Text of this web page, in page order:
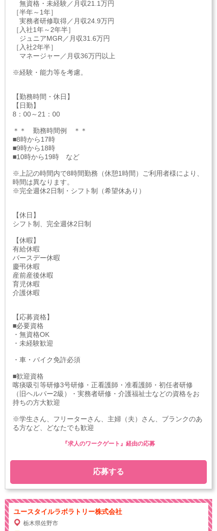
無資格・未経験／月収21.1万円
［半年～1年］
実務者研修取得／月収24.9万円
［入社1年～2年半］
ジュニアMGR／月収31.6万円
［入社2年半］
マネージャー／月収36万円以上
※経験・能力等を考慮。
【勤務時間・休日】
【日勤】
8：00～21：00
＊＊ 勤務時間例 ＊＊
■8時から17時
■9時から18時
■10時から19時 など
※上記の時間内で8時間勤務（休憩1時間）ご利用者様により、
時間は異なります。
※完全週休2日制・シフト制（希望休あり）
【休日】
シフト制、完全週休2日制
【休暇】
有給休暇
バースデー休暇
慶弔休暇
産前産後休暇
育児休暇
介護休暇
【応募資格】
■必要資格
・無資格OK
・未経験歓迎
・車・バイク免許必須
■歓迎資格
喀痰吸引等研修3号研修・正看護師・准看護師・初任者研修
（旧ヘルパー2級）・実務者研修・介護福祉士などの資格をお
持ちの方大歓迎
※学生さん、フリーターさん、主婦（夫）さん、ブランクのあ
る方など、どなたでも歓迎
応募する
『求人のワークゲート』経由の応募
ユースタイルラボラトリー株式会社
栃木県佐野市